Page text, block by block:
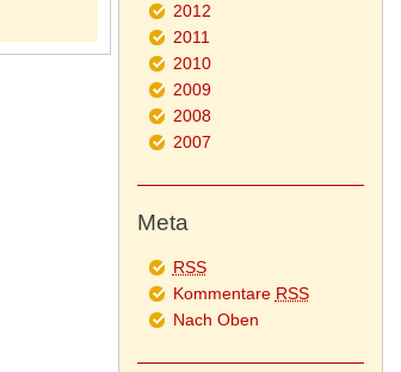
2012
2011
2010
2009
2008
2007
Meta
RSS
Kommentare RSS
Nach Oben